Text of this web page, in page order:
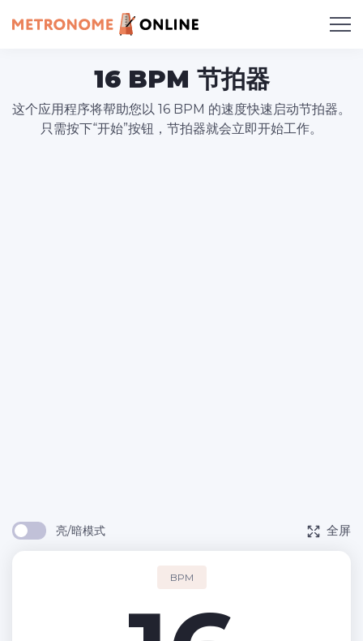
16 BPM 节拍器
这个应用程序将帮助您以 16 BPM 的速度快速启动节拍器。
只需按下“开始”按钮，节拍器就会立即开始工作。
亮/暗模式 全屏
BPM